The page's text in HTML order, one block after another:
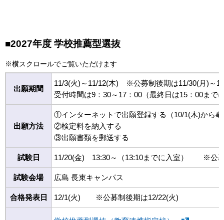
■2027年度 学校推薦型選抜
※横スクロールでご覧いただけます
出願期間
11/3(火)～11/12(木) ※公募制後期は11/30(月)～
受付時間は9：30～17：00（最終日は15：00ま
出願方法
①インターネットで出願登録する（10/1(木)から
②検定料を納入する
③出願書類を郵送する
試験日 11/20(金) 13:30～（13:10までに入室） ※公
試験会場 広島 長束キャンパス
合格発表日 12/1(火) ※公募制後期は12/22(火)